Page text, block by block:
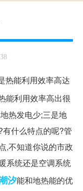
热能利用效率高达
能利用效率高出很
热发电少;三是地
什么特点的呢?管
,不知道你说的市政
系统还是空调系统
汐能和地热能的优